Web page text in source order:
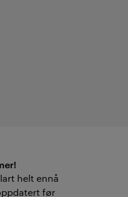
helt ennå
før